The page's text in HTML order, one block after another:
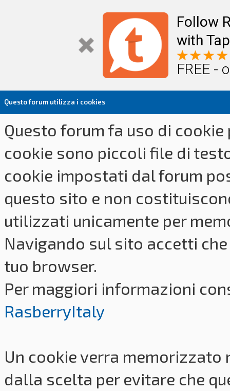
Follow
with
FREE -
Questo forum utilizza i cookies
Questo forum fa uso di
cookie sono piccoli file di
cookie impostati dal forum
questo sito e non
utilizzati unicamente per
Navigando sul sito accetti
tuo browser.
Per maggiori informazioni
RasberryItaly
Un cookie verra
dalla scelta per evitare che